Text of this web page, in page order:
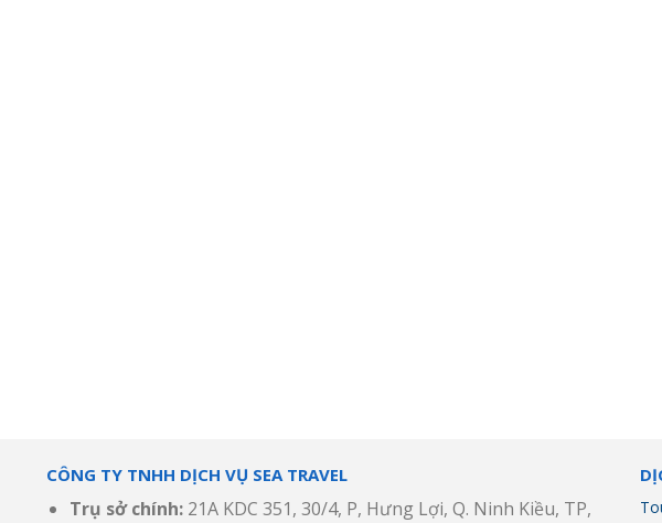
CÔNG TY TNHH DỊCH VỤ SEA TRAVEL
Trụ sở chính:21A KDC 351, 30/4, P, Hưng Lợi, Q. Ninh Kiều, TP,